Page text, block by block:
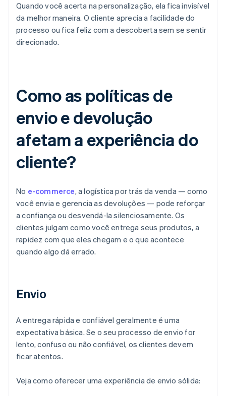
Quando você acerta na personalização, ela fica invisível
da melhor maneira. O cliente aprecia a facilidade do
processo ou fica feliz com a descoberta sem se sentir
direcionado.
Como as políticas de
envio e devolução
afetam a experiência do
cliente?
No e-commerce, a logística por trás da venda — como
você envia e gerencia as devoluções — pode reforçar
a confiança ou desvendá-la silenciosamente. Os
clientes julgam como você entrega seus produtos, a
rapidez com que eles chegam e o que acontece
quando algo dá errado.
Envio
A entrega rápida e confiável geralmente é uma
expectativa básica. Se o seu processo de envio for
lento, confuso ou não confiável, os clientes devem
ficar atentos.
Veja como oferecer uma experiência de envio sólida: